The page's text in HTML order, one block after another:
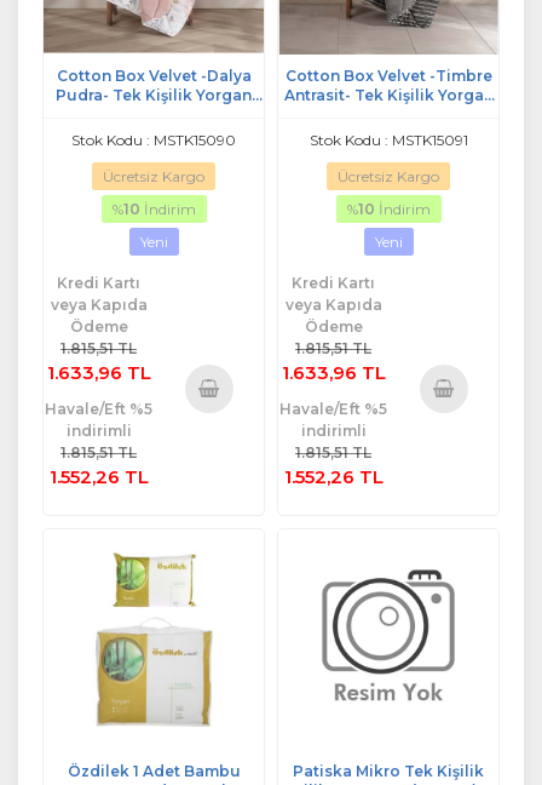
Cotton Box Velvet -Dalya
Pudra- Tek Kişilik Yorgan
Stok Kodu : MSTK15090
Ücretsiz Kargo
%10 İndirim
Yeni
Kredi Kartı
veya Kapıda
Ödeme
1.815,51 TL
1.633,96 TL
Havale/Eft %5
indirimli
1.815,51 TL
1.552,26 TL
Cotton Box Velvet -Timbre
Antrasit- Tek Kişilik Yorgan
Stok Kodu : MSTK15091
Ücretsiz Kargo
%10 İndirim
Yeni
Kredi Kartı
veya Kapıda
Ödeme
1.815,51 TL
1.633,96 TL
Havale/Eft %5
indirimli
1.815,51 TL
1.552,26 TL
Özdilek 1 Adet Bambu
Patiska Mikro Tek Kişilik